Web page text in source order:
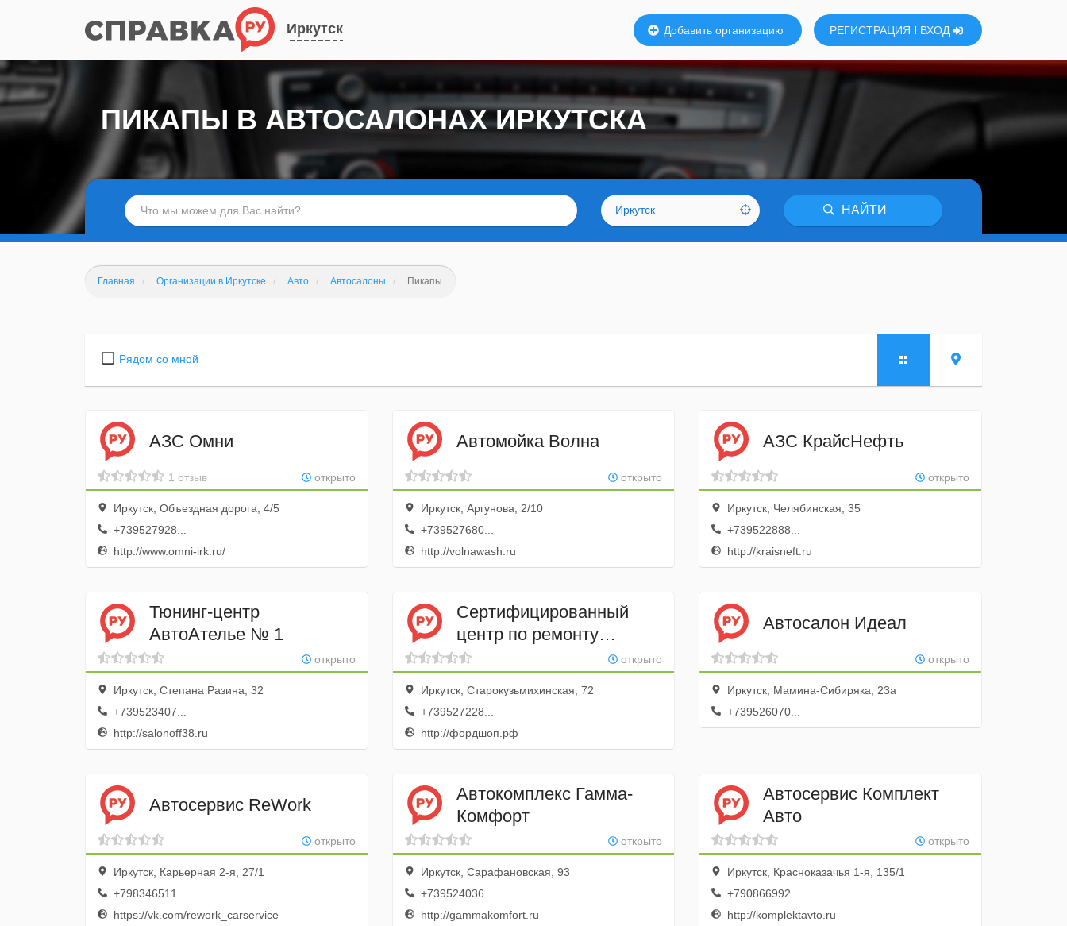
Иркутск Добавить организацию РЕГИСТРАЦИЯ ВХОД
Иркутск НАЙТИ
ПИКАПЫ В АВТОСАЛОНАХ ИРКУТСКА
Главная Организации в Иркутске Авто Автосалоны Пикапы
Рядом со мной
АЗС Омни
открыто
1 отзыв
Иркутск, Объездная дорога, 4/5
+739527928...
http://www.omni-irk.ru/
Автомойка Волна
открыто
Иркутск, Аргунова, 2/10
+739527680...
http://volnawash.ru
АЗС КрайсНефть
открыто
Иркутск, Челябинская, 35
+739522888...
http://kraisneft.ru
Тюнинг-центр
АвтоАтелье № 1
открыто
Иркутск, Степана Разина, 32
+739523407...
http://salonoff38.ru
Сертифицированный
центр по ремонту
автомобилей и продаже
автозапчастей ФордШоп
открыто
Иркутск, Старокузьмихинская, 72
+739527228...
http://фордшоп.рф
Автосалон Идеал
открыто
Иркутск, Мамина-Сибиряка, 23а
+739526070...
Автосервис ReWork
открыто
Иркутск, Карьерная 2-я, 27/1
+798346511...
https://vk.com/rework_carservice
Автокомплекс Гамма-
Комфорт
открыто
Иркутск, Сарафановская, 93
+739524036...
http://gammakomfort.ru
Автосервис Комплект
Авто
открыто
Иркутск, Красноказачья 1-я, 135/1
+790866992...
http://komplektavto.ru